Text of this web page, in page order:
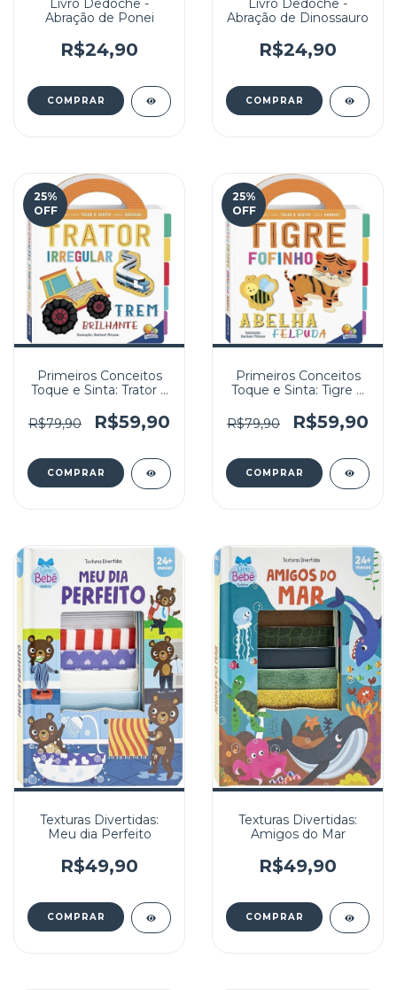
Livro Dedoche -
Abração de Ponei
R$24,90
Livro Dedoche -
Abração de Dinossauro
R$24,90
25%
OFF
Primeiros Conceitos
Toque e Sinta: Trator e
R$79,90
R$59,90
25%
OFF
Primeiros Conceitos
Toque e Sinta: Tigre e
R$79,90
R$59,90
Texturas Divertidas:
Meu dia Perfeito
R$49,90
Texturas Divertidas:
Amigos do Mar
R$49,90